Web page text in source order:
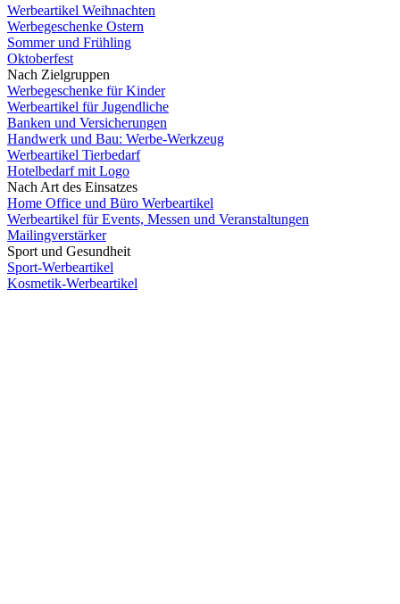
Werbeartikel Weihnachten
Werbegeschenke Ostern
Sommer und Frühling
Oktoberfest
Nach Zielgruppen
Werbegeschenke für Kinder
Werbeartikel für Jugendliche
Banken und Versicherungen
Handwerk und Bau: Werbe-Werkzeug
Werbeartikel Tierbedarf
Hotelbedarf mit Logo
Nach Art des Einsatzes
Home Office und Büro Werbeartikel
Werbeartikel für Events, Messen und Veranstaltungen
Mailingverstärker
Sport und Gesundheit
Sport-Werbeartikel
Kosmetik-Werbeartikel